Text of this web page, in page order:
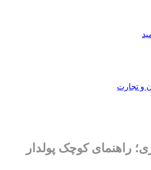
راهنمای کوچک پولدار